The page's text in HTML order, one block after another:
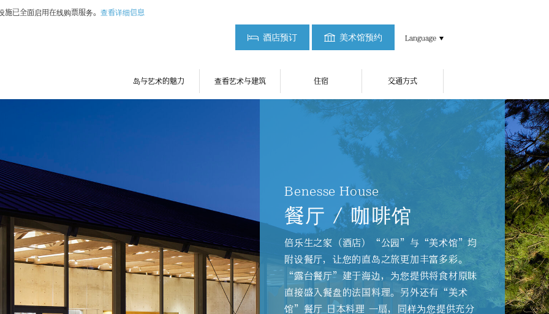
已全面启用在线购票服务。 查看详细信息
酒店预订 美术馆预约
岛与艺术的魅力 查看艺术与建筑 住宿 交通方式
Language
Benesse House
餐厅 / 咖啡馆
倍乐生之家（酒店）“公园”与“美术馆”均
附设餐厅，让您的直岛之旅更加丰富多彩。
“露台餐厅”建于海边，为您提供将食材原味
直接盛入餐盘的法国料理。另外还有“美术
馆”餐厅 日本料理 一扇，同样为您提供充分